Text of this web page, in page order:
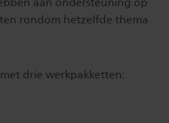
aan ondersteuning op
rondom hetzelfde thema
drie werkpakketten: